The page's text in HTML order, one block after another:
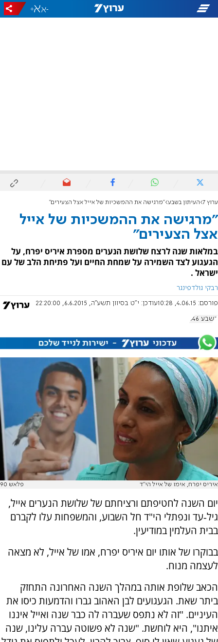
-
+
ערוץ 7 העיתון בשבע "מרגישה את ההמשכיות של אייל אצל הצעירים"
"מרגישה את ההמשכיות של אייל
אצל הצעירים"
במלאות שנה לרצח שלושת הנערים מספרת איריס יפרח, על
הגעגוע לצד השמירה על שמחת החיים ועל פתיחת הלב של עם
ישראל .
רבקי גולדפינגר
פורסם: 4.06.15, 10:28 עודכן: י"ט בסיוון תשע"ה, 6.6.2015, 22:20:00
בשבע 646
איריס יפרח, אימו של אייל הי"ד פלאש 90
יום השנה לחטיפתם ורציחתם של שלושת הנערים אייל,
גיל‑עד ונפתלי הי"ד חל השבוע, והמשפחות עלו לקברם
בבית העלמין במודיעין.
בבוקרו של אותו יום איריס יפרח, אמו של אייל, לא מצאה
לעצמה מנוח.
הכאב שלופת אותה במהלך השנה האחרונה התחזק
ביתר שאת. הגעגועים לבן האהוב גברו והדמעות כיסו את
העיניים. "זה לא נתפס שעברה לה כבר שנה ואייל איננו
איתנו", היא לוחשת. "שנה לא פשוטה עברה עלינו, שנה